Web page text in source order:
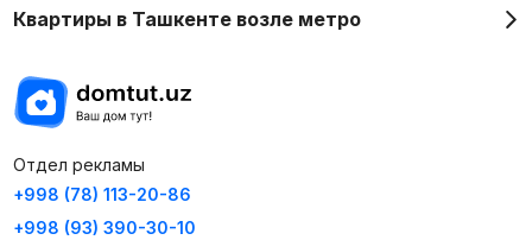
Квартиры в Ташкенте возле метро
Отдел рекламы
+998 (78) 113-20-86
+998 (93) 390-30-10